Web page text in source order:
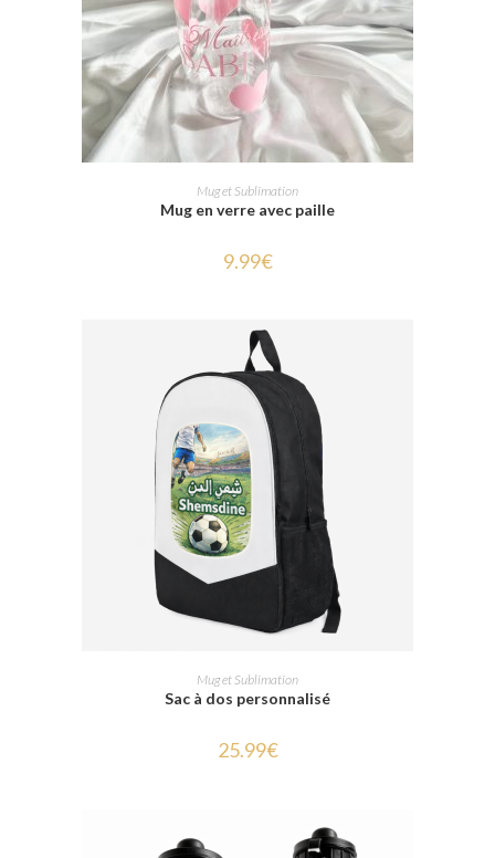
SELECT OPTIONS
Mug et Sublimation
Mug en verre avec paille
9.99€
SELECT OPTIONS
Mug et Sublimation
Sac à dos personnalisé
25.99€